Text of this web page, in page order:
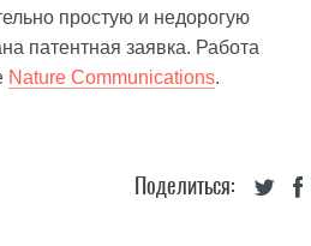
простую и недорогую
патентная заявка. Работа
Nature Communications.
Поделиться: